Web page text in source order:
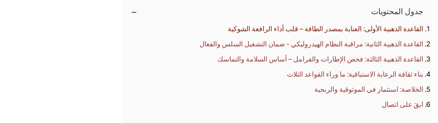
الرافعات
الشوكية
لإطالة
عمر
المعدات
جدول المحتويات −
القاعدة الذهبية الأولى: العناية بمصدر الطاقة – قلب أداء الرافعة الشوكية
القاعدة الذهبية الثانية: مراقبة النظام الهيدروليكي - ضمان التشغيل السلس والفعال
القاعدة الذهبية الثالثة: فحص الإطارات والفرامل – أساس السلامة والتماسك
بناء ثقافة الرعاية الاستباقية: ما وراء القواعد الثلاث
الخلاصة: استثمار في الموثوقية والربحية
ابقَ على اتصال